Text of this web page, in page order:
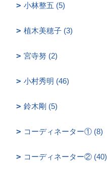
小林整五 (5)
植木美穂子 (3)
宮寺努 (2)
小村秀明 (46)
鈴木剛 (5)
コーディネーター① (8)
コーディネーター② (40)